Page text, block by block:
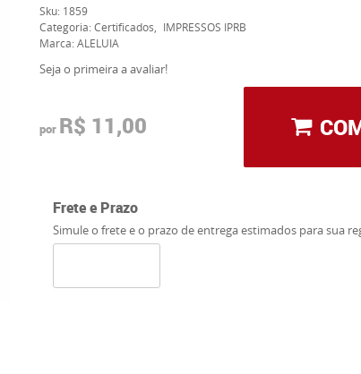
Sku: 1859
Categoria: Certificados
IMPRESSOS IPRB
Marca:ALELUIA
Seja o primeira a avaliar!
por R$ 11,00
Frete e Prazo
Simule o frete e o prazo de entrega estimados para sua